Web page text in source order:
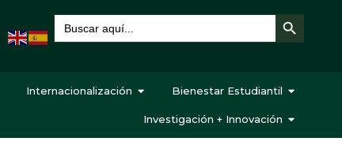
Buscar: Botón de búsqueda
Internacionalización Bienestar Estudiantil
Investigación + Innovación